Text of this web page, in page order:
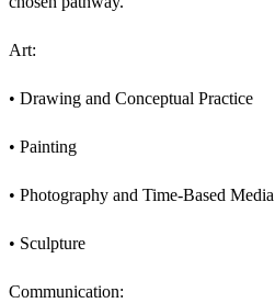
Art:
• Drawing and Conceptual Practice
• Painting
• Photography and Time-Based Media
• Sculpture
Communication: